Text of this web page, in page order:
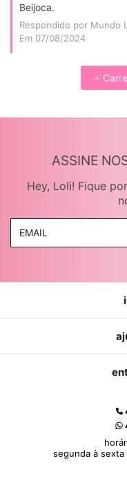
Beijoca.
Respondido por Mundo
Em 07/08/2024
+
ASSINE
Hey, Loli! Fique
segunda à sexta